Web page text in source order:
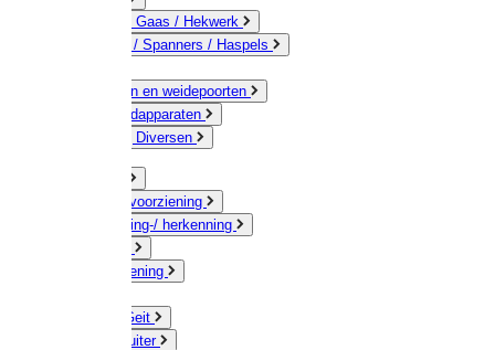
Geleiders / Gaas / Hekwerk
Verbinders / Spanners / Haspels
Doorgangen en weidepoorten
Schrikdraadapparaten
Afrastering Diversen
Drinkwatervoorziening
Veemarkering-/ herkenning
Voervoorziening
Schaap / Geit
Paard & Ruiter